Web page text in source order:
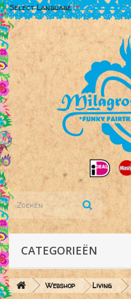
Select Language ▼
CATEGORIEËN
Webshop Living